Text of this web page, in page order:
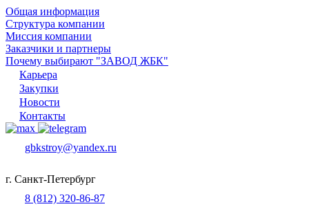
Общая информация
Структура компании
Миссия компании
Заказчики и партнеры
Почему выбирают "ЗАВОД ЖБК"
Карьера
Закупки
Новости
Контакты
gbkstroy@yandex.ru
г. Санкт-Петербург
8 (812) 320-86-87